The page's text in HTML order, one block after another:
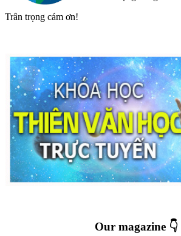
Trân trọng cám ơn!
Our magazine 👇